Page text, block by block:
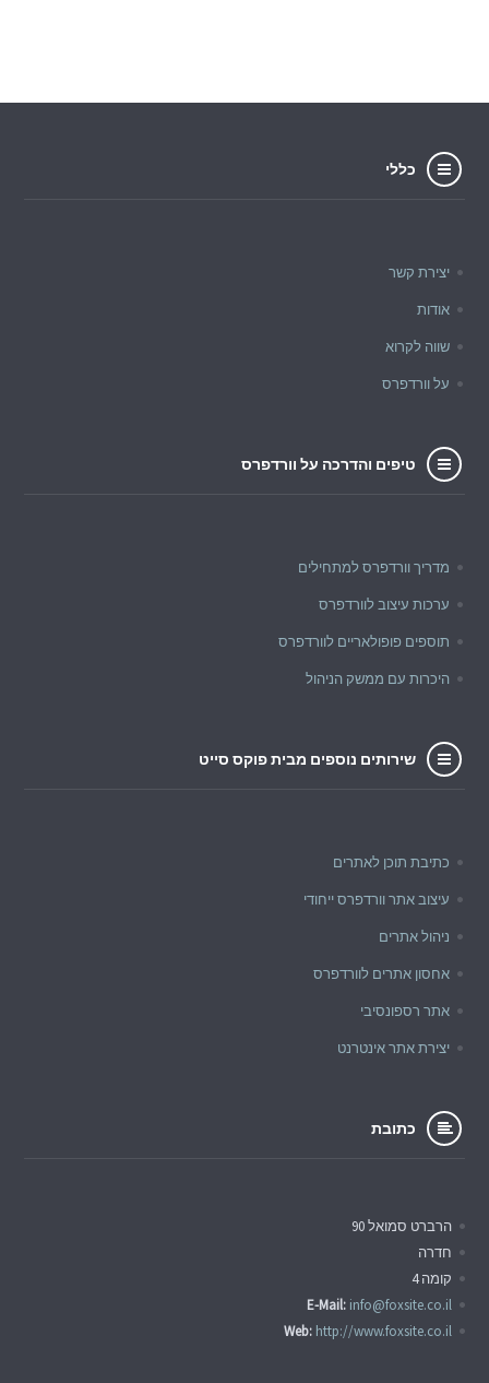
כללי
יצירת קשר
אודות
שווה לקרוא
על וורדפרס
טיפים והדרכה על וורדפרס
מדריך וורדפרס למתחילים
ערכות עיצוב לוורדפרס
תוספים פופולאריים לוורדפרס
היכרות עם ממשק הניהול
שירותים נוספים מבית פוקס סייט
כתיבת תוכן לאתרים
עיצוב אתר וורדפרס ייחודי
ניהול אתרים
אחסון אתרים לוורדפרס
אתר רספונסיבי
יצירת אתר אינטרנט
כתובת
הרברט סמואל 90
חדרה
קומה 4
E-Mail: info@foxsite.co.il
Web: http://www.foxsite.co.il